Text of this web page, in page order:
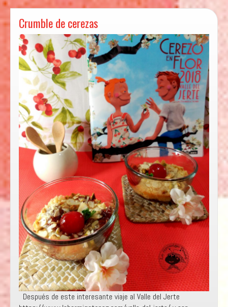
Crumble de cerezas
Después de este interesante viaje al Valle del Jerte